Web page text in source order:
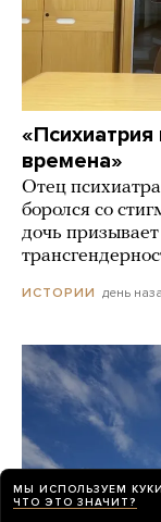
времена»
Отец
боролся со
дочь
ИСТОРИИ день
МЫ ИСПОЛЬЗУЕМ
ЧТО ЭТО ЗНАЧИТ?